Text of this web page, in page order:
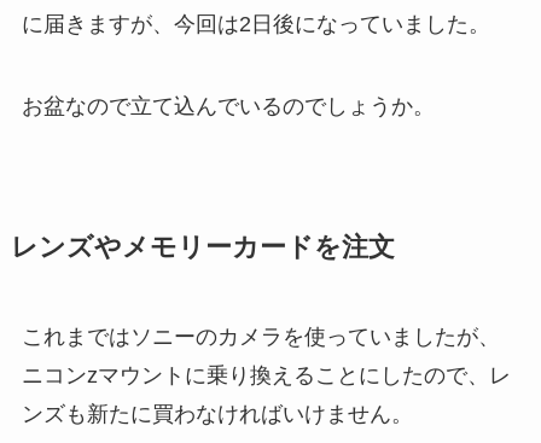
に届きますが、今回は2日後になっていました。
お盆なので立て込んでいるのでしょうか。
レンズやメモリーカードを注文
これまではソニーのカメラを使っていましたが、
ニコンzマウントに乗り換えることにしたので、レ
ンズも新たに買わなければいけません。